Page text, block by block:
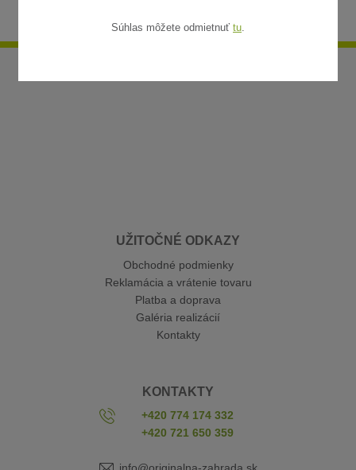
UŽITOČNÉ ODKAZY
Obchodné podmienky
Reklamácia a vrátenie tovaru
Platba a doprava
Galéria realizácií
Kontakty
KONTAKTY
+420 774 174 332
+420 721 650 359
Súhlas môžete odmietnuť tu